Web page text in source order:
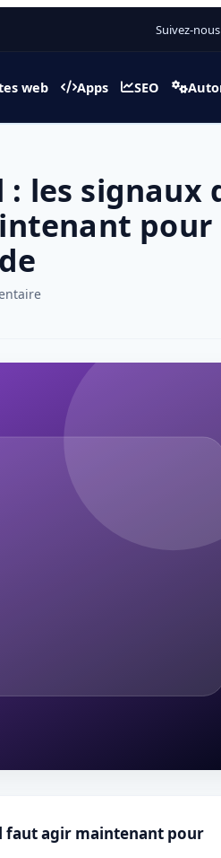
Suivez-
web Apps SEO
: les signaux
pour
faut agir maintenant pour